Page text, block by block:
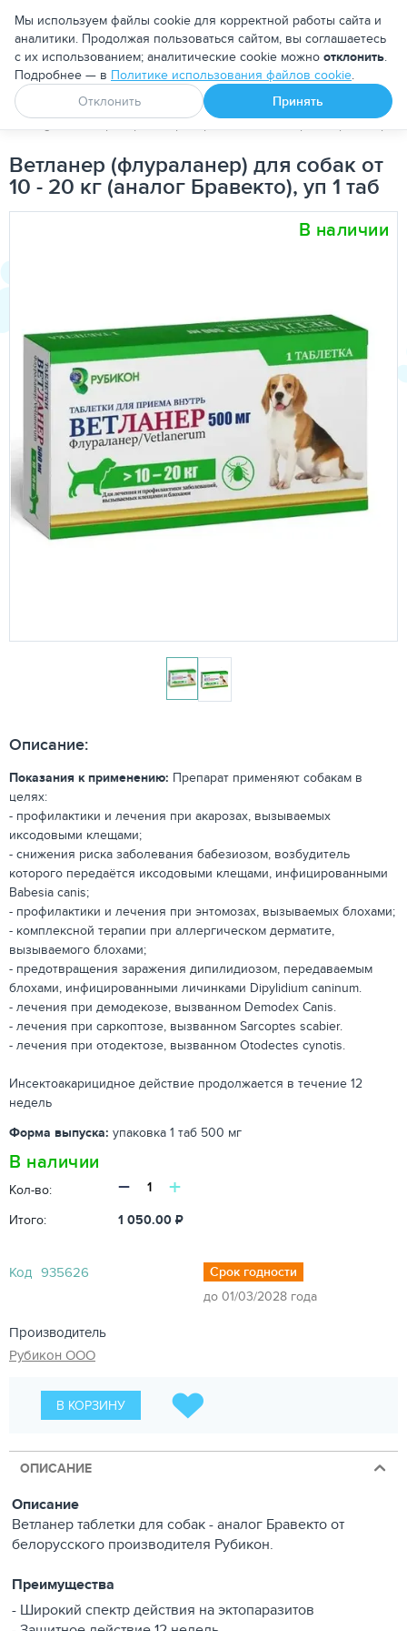
Москва
Апоквел Ветмедин От блох и клещей
PetDog Ветеринарные препараты Антипаразитарные
Ветланер (флураланер) для собак от
10 - 20 кг (аналог Бравекто), уп 1 таб
В наличии
Описание:
Показания к применению: Препарат применяют собакам в
целях:
- профилактики и лечения при акарозах, вызываемых
иксодовыми клещами;
- снижения риска заболевания бабезиозом, возбудитель
которого передаётся иксодовыми клещами, инфицированными
Babesia canis;
- профилактики и лечения при энтомозах, вызываемых блохами;
- комплексной терапии при аллергическом дерматите,
вызываемого блохами;
- предотвращения заражения дипилидиозом, передаваемым
блохами, инфицированными личинками Dipylidium caninum.
- лечения при демодекозе, вызванном Demodex Canis.
- лечения при саркоптозе, вызванном Sarcoptes scabier.
- лечения при отодектозе, вызванном Otodectes cynotis.
Инсектоакарицидное действие продолжается в течение 12
недель
Форма выпуска: упаковка 1 таб 500 мг
В наличии
Кол-во: − +
Итого: 1 050.00 ₽
Код 935626
Срок годности
до 01/03/2028 года
Производитель
Рубикон ООО
В КОРЗИНУ
ОПИСАНИЕ
Описание
Ветланер таблетки для собак - аналог Бравекто от
белорусского производителя Рубикон.
Преимущества
- Широкий спектр действия на эктопаразитов
Мы используем файлы cookie для корректной работы сайта и
аналитики. Продолжая пользоваться сайтом, вы соглашаетесь
с их использованием; аналитические cookie можно отклонить.
Подробнее — в Политике использования файлов cookie.
Отклонить
Принять